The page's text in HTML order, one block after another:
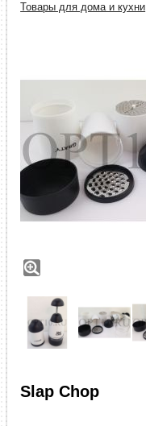
Товары для дома и кухни
Slap Chop